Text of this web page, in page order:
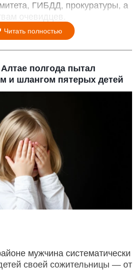
ГИБДД, прокуратуры, а
очевидцев.
Читать полностью
полгода пытал
и шлангом пятерых детей
мужчина систематически
своей сожительницы — от